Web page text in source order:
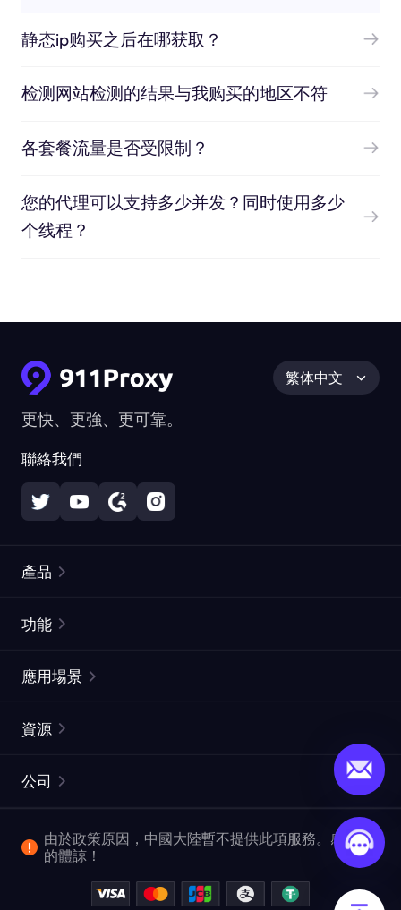
静态ip购买之后在哪获取？
检测网站检测的结果与我购买的地区不符
各套餐流量是否受限制？
您的代理可以支持多少并发？同时使用多少
个线程？
更快、更強、更可靠。
聯絡我們
繁体中文
產品
靜態住宅代理
網頁擷取 API
視頻下載 API
功能
ISP代理
ProxySite
應用場景
市場研究
爬行和索引
查看所有使用案例
資源
常見問題解答
位置
公司
企業服務
反洗錢合規計劃
由於政策原因，中國大陸暫不提供此項服務。感謝您
的體諒！